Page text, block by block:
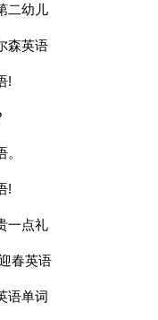
二幼儿
森英语
!
!
一点礼
春英语
语单词